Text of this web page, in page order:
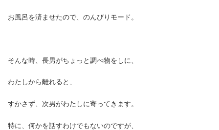
お風呂を済ませたので、のんびりモード。
そんな時、長男がちょっと調べ物をしに、
わたしから離れると、
すかさず、次男がわたしに寄ってきます。
特に、何かを話すわけでもないのですが、